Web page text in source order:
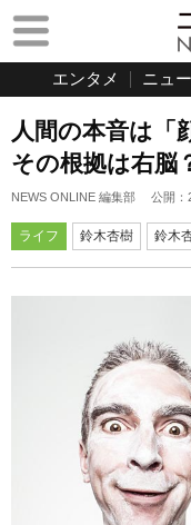
エンタメ ニュ
人間の本音は「
その根拠は右脳
NEWS ONLINE 編集部 公開：
ライフ 鈴木杏樹 鈴木